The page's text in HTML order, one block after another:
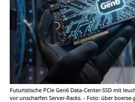
Futuristische PCIe Gen6 Data-Center-SSD mit
vor unscharfen Server-Racks. - Foto: über